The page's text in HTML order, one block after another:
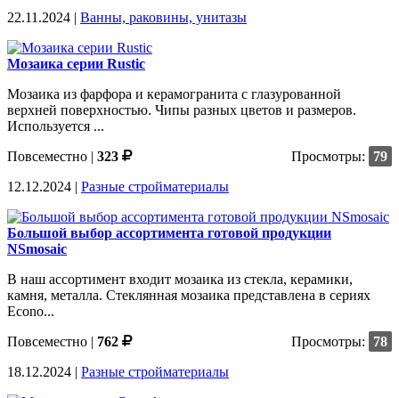
22.11.2024 | Ванны, раковины, унитазы
Мозаика серии Rustic
Мозаика из фарфора и керамогранита с глазурованной
верхней поверхностью. Чипы разных цветов и размеров.
Используется ...
Повсеместно | 323 Просмотры:
79
12.12.2024 | Разные стройматериалы
Большой выбор ассортимента готовой продукции
NSmosaic
В наш ассортимент входит мозаика из стекла, керамики,
камня, металла. Стеклянная мозаика представлена в сериях
Econo...
Повсеместно | 762 Просмотры:
78
18.12.2024 | Разные стройматериалы